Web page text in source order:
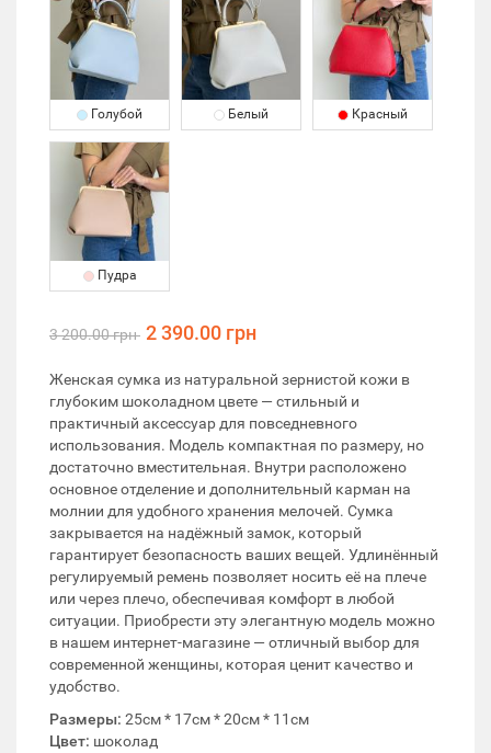
Голубой Белый Красный
Пудра
3 200.00 грн 2 390.00 грн
Женская сумка из натуральной зернистой кожи в
глубоким шоколадном цвете — стильный и
практичный аксессуар для повседневного
использования. Модель компактная по размеру, но
достаточно вместительная. Внутри расположено
основное отделение и дополнительный карман на
молнии для удобного хранения мелочей. Сумка
закрывается на надёжный замок, который
гарантирует безопасность ваших вещей. Удлинённый
регулируемый ремень позволяет носить её на плече
или через плечо, обеспечивая комфорт в любой
ситуации. Приобрести эту элегантную модель можно
в нашем интернет-магазине — отличный выбор для
современной женщины, которая ценит качество и
удобство.
Размеры: 25см * 17см * 20см * 11см
Цвет: шоколад